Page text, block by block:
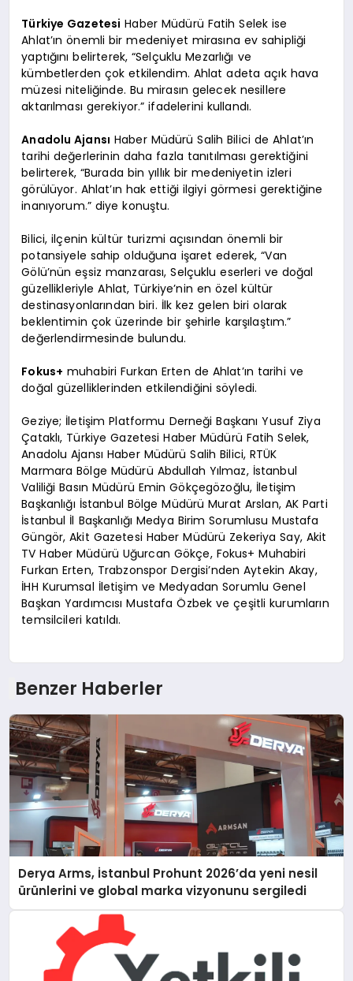
Türkiye Gazetesi Haber Müdürü Fatih Selek ise
Ahlat’ın önemli bir medeniyet mirasına ev sahipliği
yaptığını belirterek, “Selçuklu Mezarlığı ve
kümbetlerden çok etkilendim. Ahlat adeta açık hava
müzesi niteliğinde. Bu mirasın gelecek nesillere
aktarılması gerekiyor.” ifadelerini kullandı.
Anadolu Ajansı Haber Müdürü Salih Bilici de Ahlat’ın
tarihi değerlerinin daha fazla tanıtılması gerektiğini
belirterek, “Burada bin yıllık bir medeniyetin izleri
görülüyor. Ahlat’ın hak ettiği ilgiyi görmesi gerektiğine
inanıyorum.” diye konuştu.
Bilici, ilçenin kültür turizmi açısından önemli bir
potansiyele sahip olduğuna işaret ederek, “Van
Gölü’nün eşsiz manzarası, Selçuklu eserleri ve doğal
güzellikleriyle Ahlat, Türkiye’nin en özel kültür
destinasyonlarından biri. İlk kez gelen biri olarak
beklentimin çok üzerinde bir şehirle karşılaştım.”
değerlendirmesinde bulundu.
Fokus+ muhabiri Furkan Erten de Ahlat’ın tarihi ve
doğal güzelliklerinden etkilendiğini söyledi.
Geziye; İletişim Platformu Derneği Başkanı Yusuf Ziya
Çataklı, Türkiye Gazetesi Haber Müdürü Fatih Selek,
Anadolu Ajansı Haber Müdürü Salih Bilici, RTÜK
Marmara Bölge Müdürü Abdullah Yılmaz, İstanbul
Valiliği Basın Müdürü Emin Gökçegözoğlu, İletişim
Başkanlığı İstanbul Bölge Müdürü Murat Arslan, AK Parti
İstanbul İl Başkanlığı Medya Birim Sorumlusu Mustafa
Güngör, Akit Gazetesi Haber Müdürü Zekeriya Say, Akit
TV Haber Müdürü Uğurcan Gökçe, Fokus+ Muhabiri
Furkan Erten, Trabzonspor Dergisi’nden Aytekin Akay,
İHH Kurumsal İletişim ve Medyadan Sorumlu Genel
Başkan Yardımcısı Mustafa Özbek ve çeşitli kurumların
temsilcileri katıldı.
Benzer Haberler
Derya Arms, İstanbul Prohunt 2026’da yeni nesil
ürünlerini ve global marka vizyonunu sergiledi